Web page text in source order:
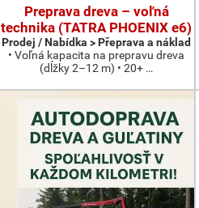
Preprava dreva – voľná
technika (TATRA PHOENIX e6)
Prodej / Nabídka > Přeprava a náklad
• Voľná kapacita na prepravu dreva
(dĺžky 2–12 m) • 20+ …